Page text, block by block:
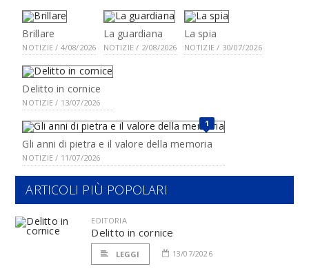
Brillare
NOTIZIE / 4/08/2026
La guardiana
NOTIZIE / 2/08/2026
La spia
NOTIZIE / 30/07/2026
Delitto in cornice
NOTIZIE / 13/07/2026
1
Gli anni di pietra e il valore della memoria
NOTIZIE / 11/07/2026
ARTICOLI PIÙ POPOLARI
EDITORIA
Delitto in cornice
LEGGI 13/07/2026